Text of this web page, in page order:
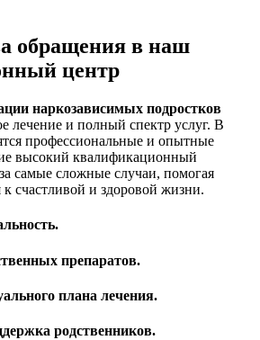
обращения в наш
центр
наркозависимых подростков
лечение и полный спектр услуг. В
профессиональные и опытные
высокий квалификационный
самые сложные случаи, помогая
к счастливой и здоровой жизни.
препаратов.
плана лечения.
родственников.